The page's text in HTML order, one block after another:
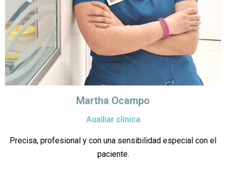
Martha Ocampo
Auxiliar clínica
Precisa, profesional y con una sensibilidad especial con el
paciente.